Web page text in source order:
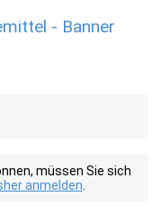
- Banner
müssen Sie sich
anmelden